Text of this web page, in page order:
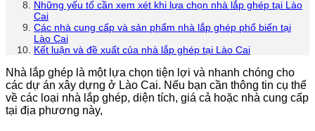
Những yếu tố cần xem xét khi lựa chọn nhà lắp ghép tại Lào
Cai
Các nhà cung cấp và sản phẩm nhà lắp ghép phổ biến tại
Lào Cai
Kết luận và đề xuất của nhà lắp ghép tại Lào Cai
Nhà lắp ghép là một lựa chọn tiện lợi và nhanh chóng cho
các dự án xây dựng ở Lào Cai. Nếu bạn cần thông tin cụ thể
về các loại nhà lắp ghép, diện tích, giá cả hoặc nhà cung cấp
tại địa phương này,